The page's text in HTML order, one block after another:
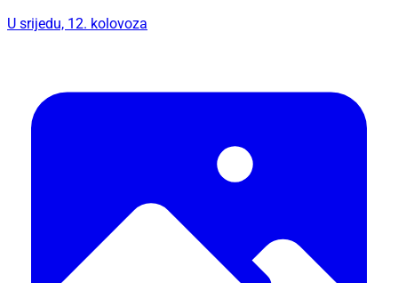
U srijedu, 12. kolovoza